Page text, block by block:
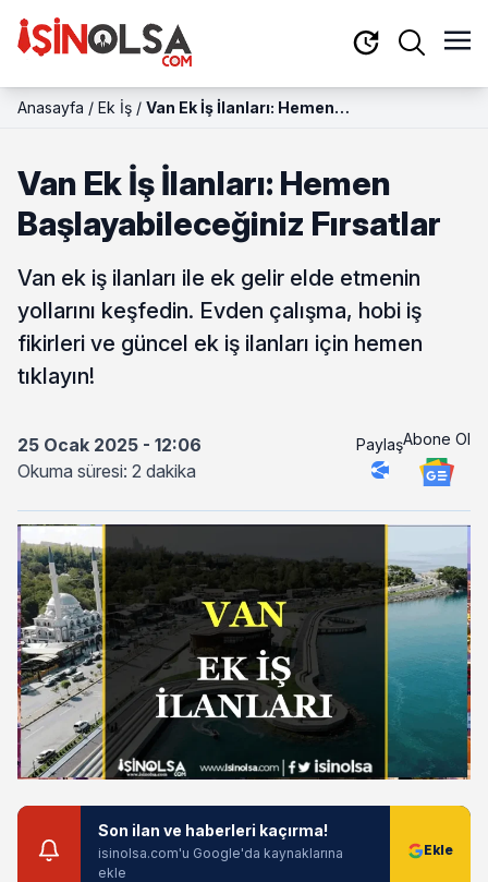
Anasayfa / Ek İş / Van Ek İş İlanları: Hemen
Van Ek İş İlanları: Hemen
Başlayabileceğiniz Fırsatlar
Van ek iş ilanları ile ek gelir elde etmenin
yollarını keşfedin. Evden çalışma, hobi iş
fikirleri ve güncel ek iş ilanları için hemen
tıklayın!
25 Ocak 2025 - 12:06
Okuma süresi: 2 dakika
PaylaşAbone Ol
Son ilan ve haberleri kaçırma!
isinolsa.com'u Google'da kaynaklarına
ekle